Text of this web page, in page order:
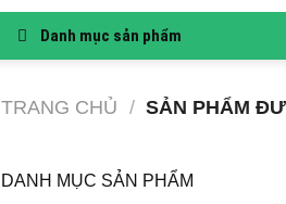
Danh mục sản phẩm
TRANG CHỦ / SẢN PHẨM
DANH MỤC SẢN PHẨM